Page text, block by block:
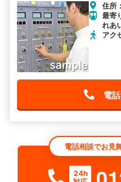
住所
最寄
れあ
アク
電
電話相談でお見
24h